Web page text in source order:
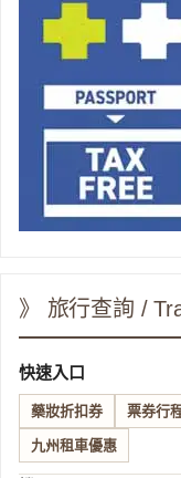
》 旅行查詢 /
快速入口
藥妝折扣券 票券行
九州租車優惠